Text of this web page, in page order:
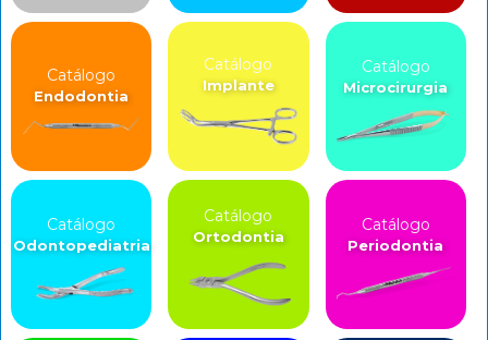
Catálogo
Endodontia
Catálogo
Implante
Catálogo
Microcirurgia
Catálogo
Odontopediatria
Catálogo
Ortodontia
Catálogo
Periodontia